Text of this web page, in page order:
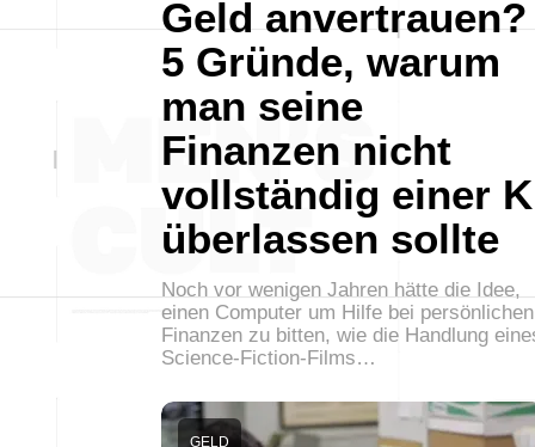
Geld anvertrauen?
5 Gründe, warum
man seine
Finanzen nicht
vollständig einer
überlassen sollte
Noch vor wenigen Jahren hätte die Idee,
einen Computer um Hilfe bei persönlichen
Finanzen zu bitten, wie die Handlung
Science-Fiction-Films…
GELD